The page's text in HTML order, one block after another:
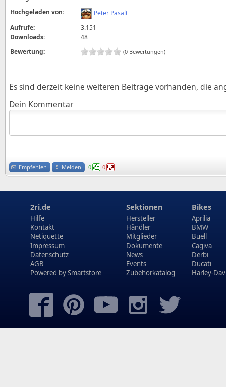
Hochgeladen von:
Peter Pasalt
Aufrufe:
3.151
Downloads:
48
Bewertung:
(0 Bewertungen)
Es sind derzeit keine weiteren Beiträge vorhanden, die
Dein Kommentar
Empfehlen Melden 0 0
2ri.de
Hilfe
Kontakt
Netiquette
Impressum
Datenschutz
AGB
Powered bySmartstore
Sektionen
Hersteller
Händler
Mitglieder
Dokumente
News
Events
Zubehörkatalog
Bikes
Aprilia
BMW
Buell
Cagiva
Derbi
Ducati
Harley-